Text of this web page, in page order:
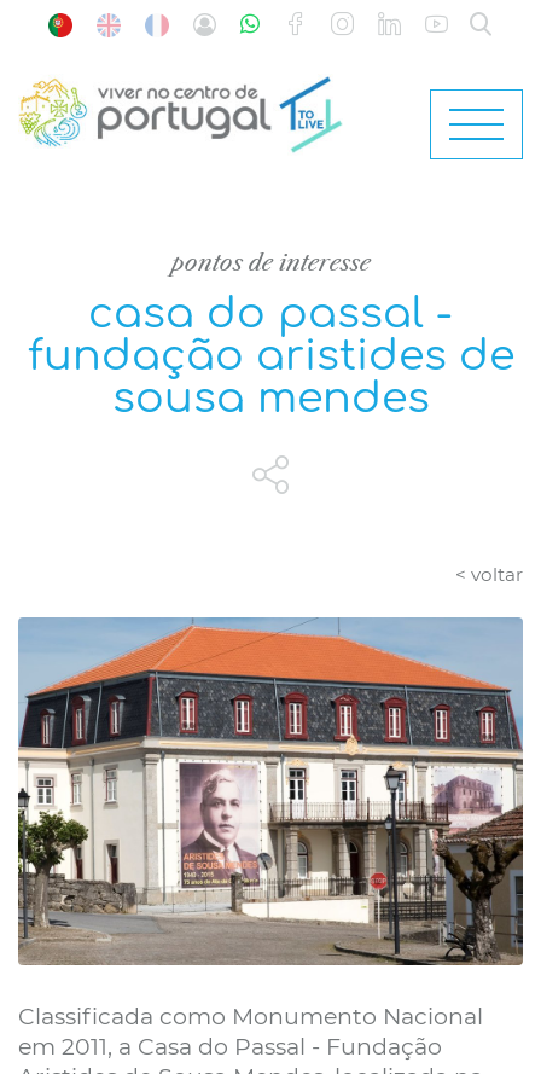
pontos de interesse
casa do passal -
fundação aristides de
sousa mendes
< voltar
Classificada como Monumento Nacional
em 2011, a Casa do Passal - Fundação